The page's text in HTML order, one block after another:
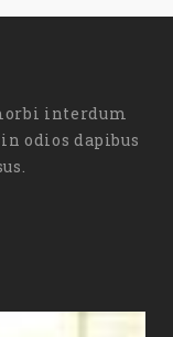
interdum
odios dapibus